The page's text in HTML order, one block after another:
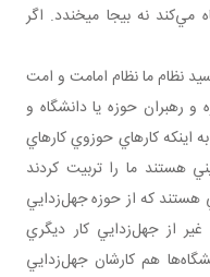
مي‌کند نه بيجا می­خندد. اگر
نظام ما نظام امامت و امت
رهبران حوزه يا دانشگاه و
اينکه کارهاي حوزوي کارهاي
هستند ما را تربيت کردند
هستند که از حوزه جهل‌زدايي
از جهل‌زدايي کار ديگري
هم کارشان جهل‌زدايي